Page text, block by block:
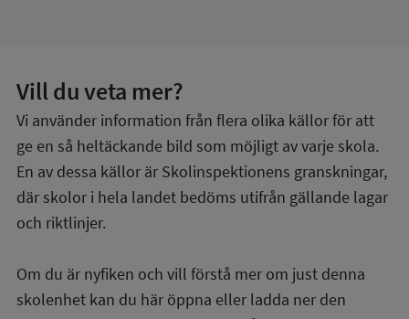
Vill du veta mer?
Vi använder information från flera olika källor för att
ge en så heltäckande bild som möjligt av varje skola.
En av dessa källor är Skolinspektionens granskningar,
där skolor i hela landet bedöms utifrån gällande lagar
och riktlinjer.
Om du är nyfiken och vill förstå mer om just denna
skolenhet kan du här öppna eller ladda ner den